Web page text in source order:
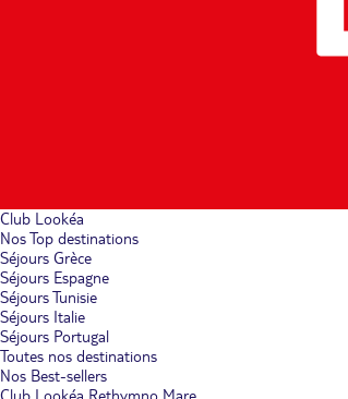
Club Lookéa
Nos Top destinations
Séjours Grèce
Séjours Espagne
Séjours Tunisie
Séjours Italie
Séjours Portugal
Toutes nos destinations
Nos Best-sellers